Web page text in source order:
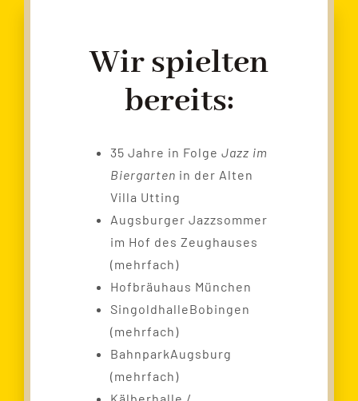
Wir spielten
bereits:
35 Jahre in Folge Jazz im
Biergarten in der Alten
Villa Utting
Augsburger Jazzsommer
im Hof des Zeughauses
(mehrfach)
Hofbräuhaus München
SingoldhalleBobingen
(mehrfach)
BahnparkAugsburg
(mehrfach)